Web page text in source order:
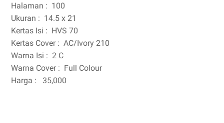
Halaman : 100
Ukuran : 14.5 x 21
Kertas Isi : HVS 70
Kertas Cover : AC/Ivory 210
Warna Isi : 2 C
Warna Cover : Full Colour
Harga :
35,000